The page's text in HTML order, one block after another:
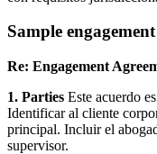
Sample
Re: Engagement
1. Parties Este acuerdo
Identificar al cliente
principal. Incluir el
supervisor.